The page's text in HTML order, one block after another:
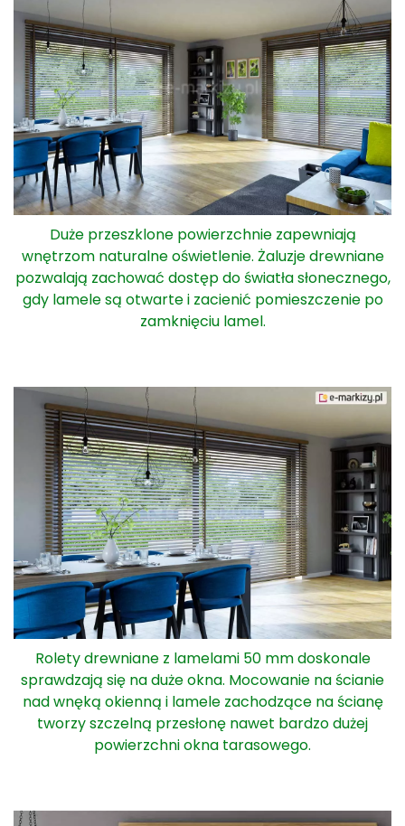
Duże przeszklone powierzchnie zapewniają
wnętrzom naturalne oświetlenie. Żaluzje drewniane
pozwalają zachować dostęp do światła słonecznego,
gdy lamele są otwarte i zacienić pomieszczenie po
zamknięciu lamel.
Rolety drewniane z lamelami 50 mm doskonale
sprawdzają się na duże okna. Mocowanie na ścianie
nad wnęką okienną i lamele zachodzące na ścianę
tworzy szczelną przesłonę nawet bardzo dużej
powierzchni okna tarasowego.